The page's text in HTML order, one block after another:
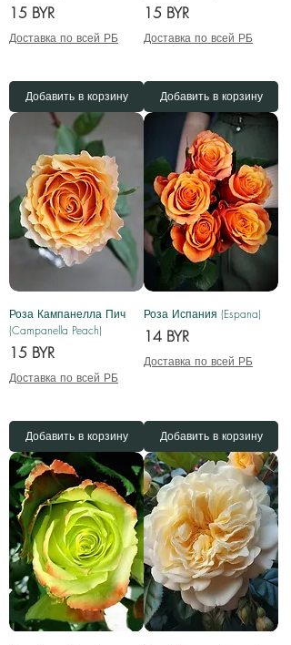
Цена
15 BYR
Доставка по всей РБ
Добавить в корзину
Цена
15 BYR
Доставка по всей РБ
Добавить в корзину
Роза Кампанелла Пич
(Campanella Peach)
Цена
15 BYR
Доставка по всей РБ
Добавить в корзину
Роза Испания (Espana)
Цена
14 BYR
Доставка по всей РБ
Добавить в корзину